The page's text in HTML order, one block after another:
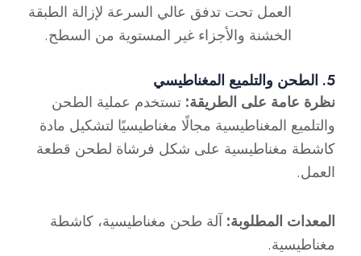
العمل تحت تدفق عالي السرعة لإزالة الطبقة
الخشنة والأجزاء غير المستوية من السطح.
5. الطحن والتلميع المغناطيسي
نظرة عامة على الطريقة: تستخدم عملية الطحن
والتلميع المغناطيسية مجالًا مغناطيسيًا لتشكيل مادة
كاشطة مغناطيسية على شكل فرشاة لطحن قطعة
العمل.
المعدات المطلوبة:آلة طحن مغناطيسية، كاشطة
مغناطيسية.